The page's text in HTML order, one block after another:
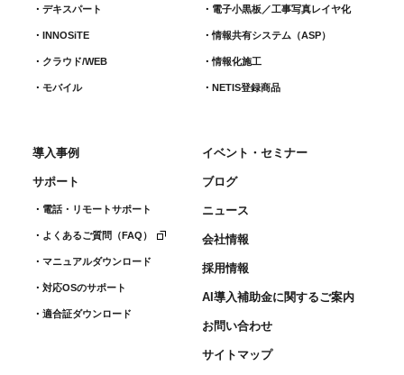
デキスパート
INNOSiTE
クラウド/WEB
モバイル
電子小黒板／工事写真レイヤ化
情報共有システム（ASP）
情報化施工
NETIS登録商品
導入事例
サポート
電話・リモートサポート
よくあるご質問（FAQ）
マニュアルダウンロード
対応OSのサポート
適合証ダウンロード
イベント・セミナー
ブログ
ニュース
会社情報
採用情報
AI導入補助金に関するご案内
お問い合わせ
サイトマップ